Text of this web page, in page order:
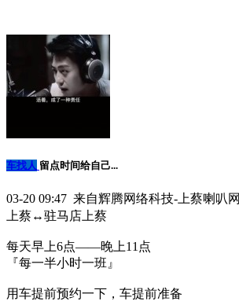
车找人 留点时间给自己...
03-20 09:47 来自辉腾网络科技-上蔡喇叭网
上蔡↔️驻马店上蔡
每天早上6点——晚上11点
『每一半小时一班』
用车提前预约一下，车提前准备